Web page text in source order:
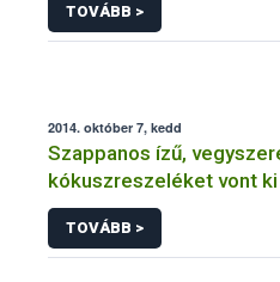
TOVÁBB >
2014. október 7, kedd
Szappanos ízű,
kókuszreszeléket vont
hatóság
TOVÁBB >